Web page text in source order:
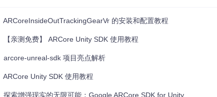
库。
ARCoreInsideOutTrackingGearVr 的安装和配置教程
【亲测免费】 ARCore Unity SDK 使用教程
arcore-unreal-sdk 项目亮点解析
ARCore Unity SDK 使用教程
探索增强现实的无限可能：Google ARCore SDK for Unity